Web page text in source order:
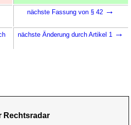
nächste Fassung von § 42 →
nächste Änderung durch Artikel 1 →
Rechtsradar